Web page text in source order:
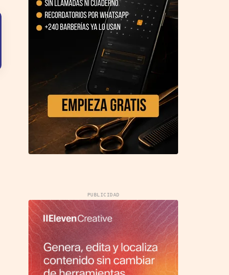
PUBLICIDAD